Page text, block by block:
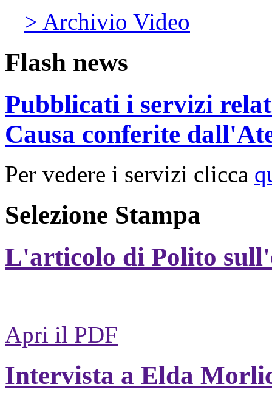
> Archivio Video
Flash news
Pubblicati i servizi
Causa conferite
Per vedere i servizi clicca
Selezione Stampa
L'articolo di Polito
Apri il PDF
Intervista a Elda